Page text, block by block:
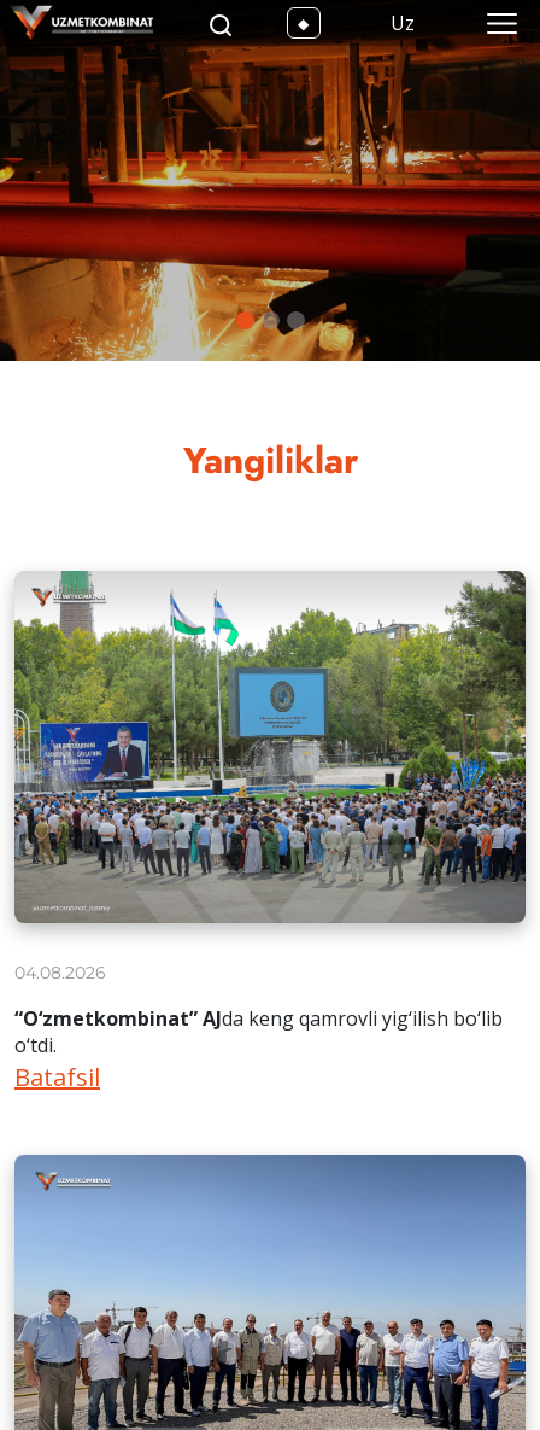
Uz
Yangiliklar
04.08.2026
“O‘zmetkombinat” AJda keng qamrovli yig‘ilish bo‘lib
o‘tdi.
Batafsil